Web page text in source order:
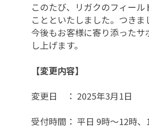
このたび、リガクのフィー
ことといたしました。つきま
今後もお客様に寄り添った
し上げます。
【変更内容】
変更日 ： 2025年3月1日
受付時間： 平日 9時～12時